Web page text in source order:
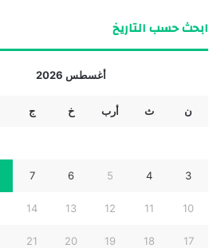
ابحث حسب التاريخ
أغسطس 2026
ن ث أرب خ ج
3
4
5
6
7
10
11
12
13
14
17
18
19
20
21